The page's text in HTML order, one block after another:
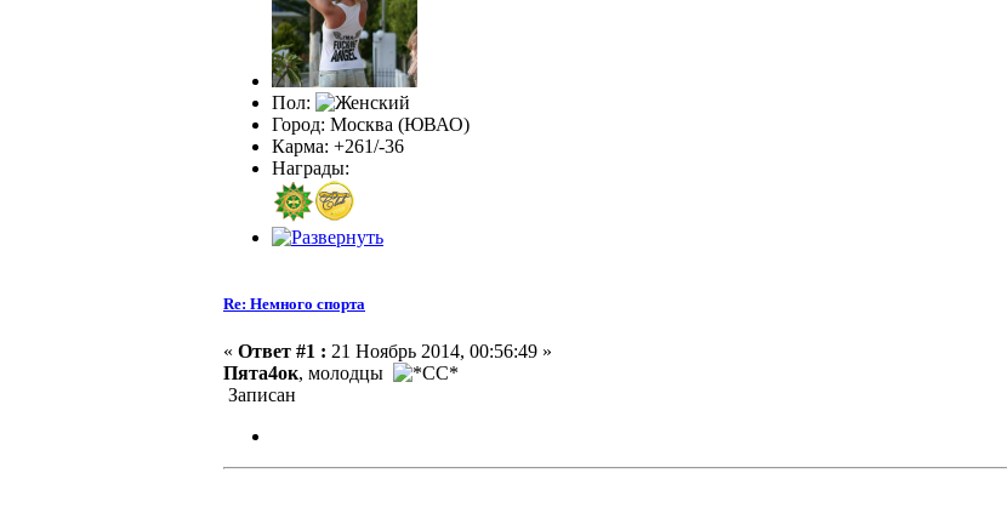
Пол:
Город: Москва (ЮВАО)
Карма: +261/-36
Награды:
Re: Немного спорта
« Ответ #1 : 21 Ноябрь 2014, 00:56:49 »
Пята4ок, молодцы
Записан